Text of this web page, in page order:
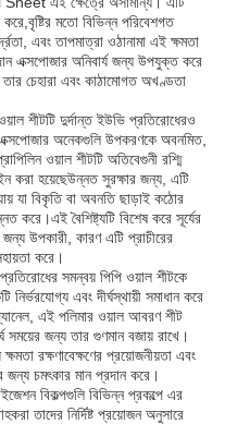
মতো বিভিন্ন পরিবেশগত
এবং তাপমাত্রা ওঠানামা এই ক্ষমতা
এক্সপোজার অনিবার্য জন্য উপযুক্ত করে
চেহারা এবং কাঠামোগত অখণ্ডতা
শীটটি দুর্দান্ত ইউভি প্রতিরোধেরও
অনেকগুলি উপকরণকে অবনমিত,
ওয়াল শীটটি অতিবেগুনী রশ্মি
করা হয়েছেউন্নত সুরক্ষার জন্য, এটি
যা বিকৃতি বা অবনতি ছাড়াই কঠোর
বৈশিষ্ট্যটি বিশেষ করে সূর্যের
উপকারী, কারণ এটি প্রাচীরের
করে।
সমন্বয় পিপি ওয়াল শীটকে
এবং দীর্ঘস্থায়ী সমাধান করে
এই পলিমার ওয়াল আবরণ শীট
সময়ের জন্য তার গুণমান বজায় রাখে।
রক্ষণাবেক্ষণের প্রয়োজনীয়তা এবং
জন্য চমৎকার মান প্রদান করে।
বিকল্পগুলি বিভিন্ন প্রকল্পে এর
তাদের নির্দিষ্ট প্রয়োজন অনুসারে